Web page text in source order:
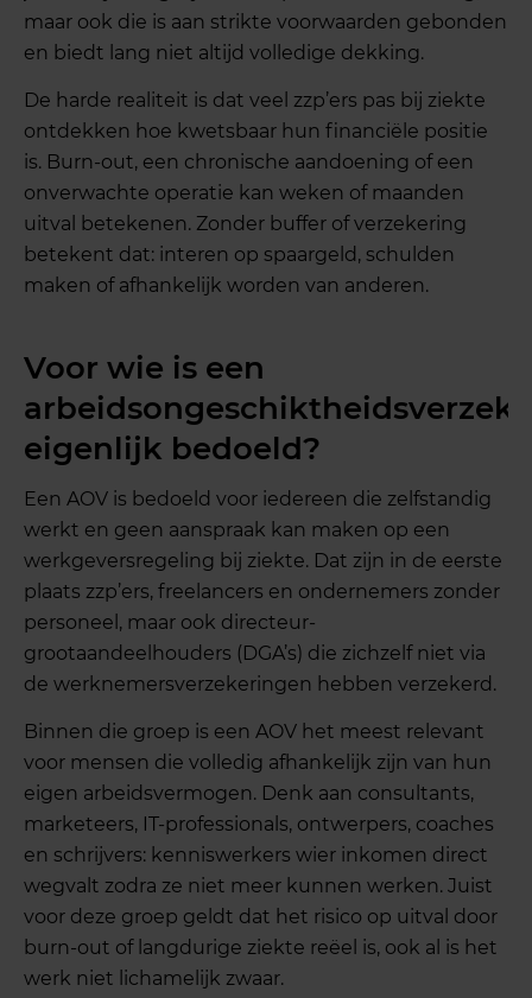
maar ook die is aan strikte voorwaarden gebonden
en biedt lang niet altijd volledige dekking.
De harde realiteit is dat veel zzp’ers pas bij ziekte
ontdekken hoe kwetsbaar hun financiële positie
is. Burn-out, een chronische aandoening of een
onverwachte operatie kan weken of maanden
uitval betekenen. Zonder buffer of verzekering
betekent dat: interen op spaargeld, schulden
maken of afhankelijk worden van anderen.
Voor wie is een
eigenlijk bedoeld?
Een AOV is bedoeld voor iedereen die zelfstandig
werkt en geen aanspraak kan maken op een
werkgeversregeling bij ziekte. Dat zijn in de eerste
plaats zzp’ers, freelancers en ondernemers zonder
personeel, maar ook directeur-
grootaandeelhouders (DGA’s) die zichzelf niet via
de werknemersverzekeringen hebben verzekerd.
Binnen die groep is een AOV het meest relevant
voor mensen die volledig afhankelijk zijn van hun
eigen arbeidsvermogen. Denk aan consultants,
marketeers, IT-professionals, ontwerpers, coaches
en schrijvers: kenniswerkers wier inkomen direct
wegvalt zodra ze niet meer kunnen werken. Juist
voor deze groep geldt dat het risico op uitval door
burn-out of langdurige ziekte reëel is, ook al is het
werk niet lichamelijk zwaar.